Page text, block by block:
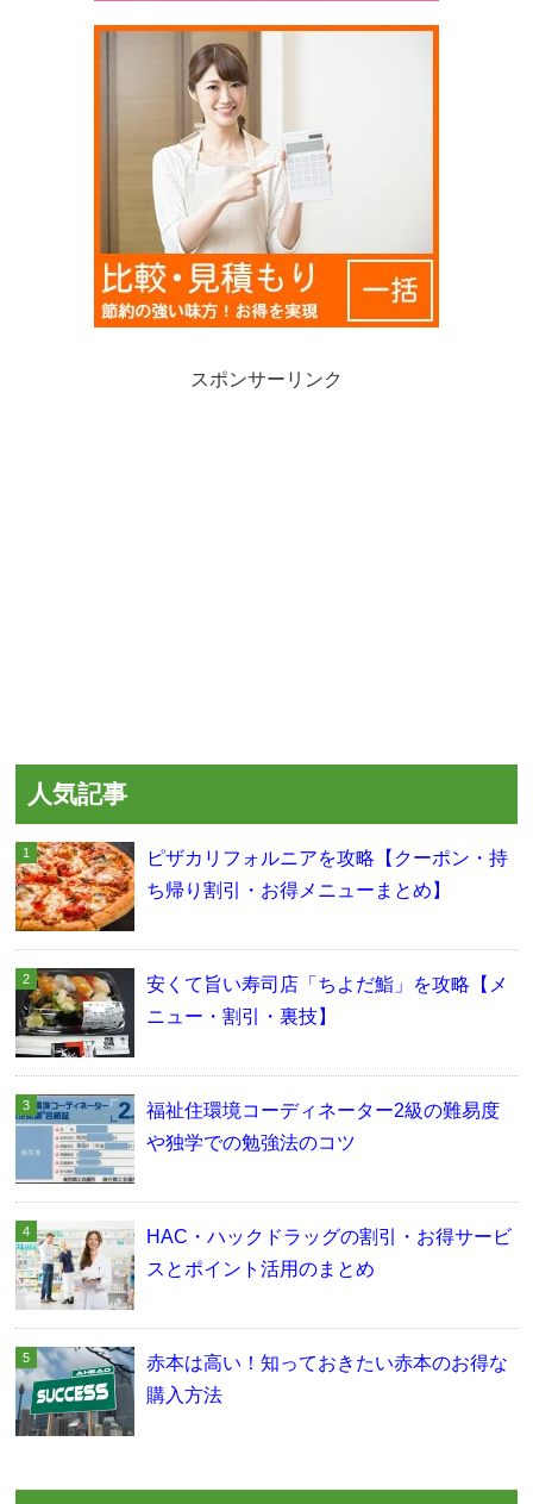
スポンサーリンク
人気記事
ピザカリフォルニアを攻略【クーポン・持
ち帰り割引・お得メニューまとめ】
安くて旨い寿司店「ちよだ鮨」を攻略【メ
ニュー・割引・裏技】
福祉住環境コーディネーター2級の難易度
や独学での勉強法のコツ
HAC・ハックドラッグの割引・お得サービ
スとポイント活用のまとめ
赤本は高い！知っておきたい赤本のお得な
購入方法